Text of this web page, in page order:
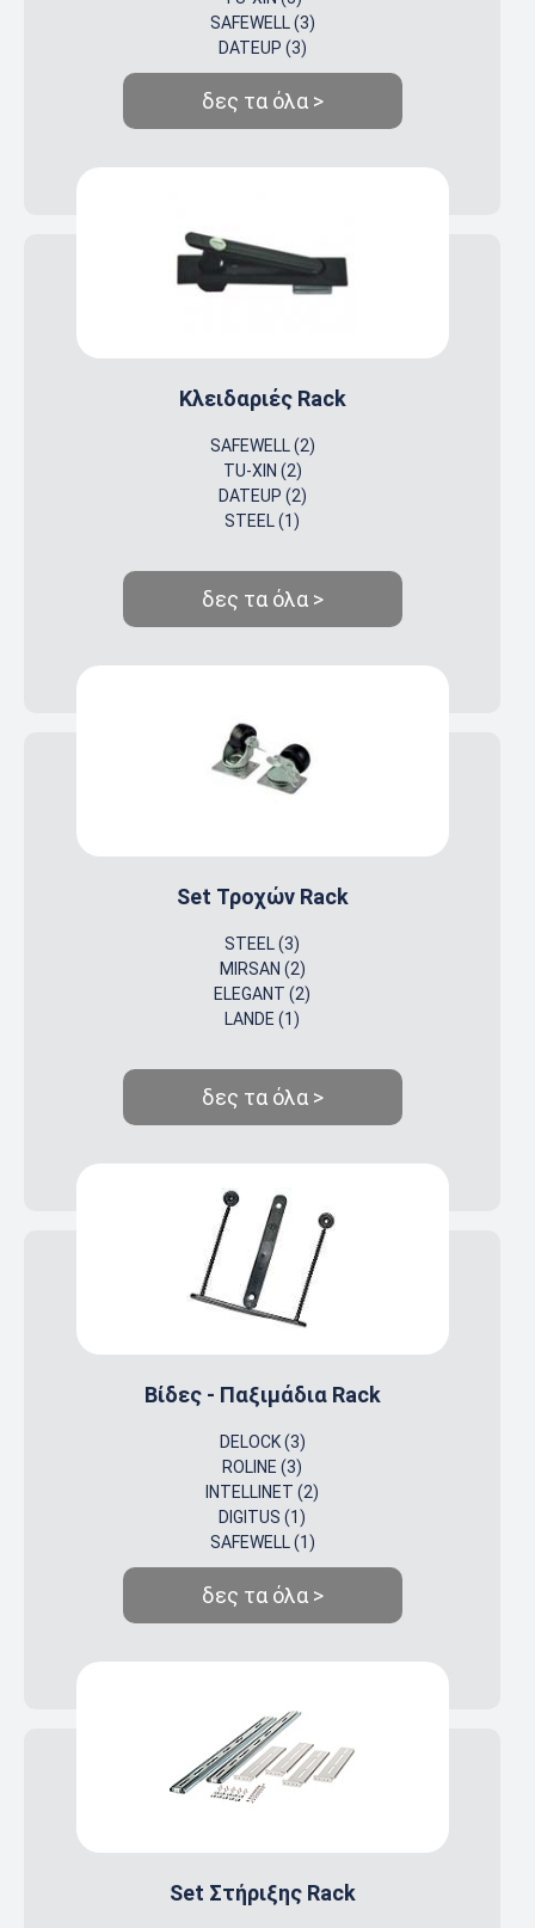
SAFEWELL (3)
DATEUP (3)
δες τα όλα >
Κλειδαριές Rack
SAFEWELL (2)
TU-XIN (2)
DATEUP (2)
STEEL (1)
δες τα όλα >
Set Τροχών Rack
STEEL (3)
MIRSAN (2)
ELEGANT (2)
LANDE (1)
δες τα όλα >
Βίδες - Παξιμάδια Rack
DELOCK (3)
ROLINE (3)
INTELLINET (2)
DIGITUS (1)
SAFEWELL (1)
δες τα όλα >
Set Στήριξης Rack